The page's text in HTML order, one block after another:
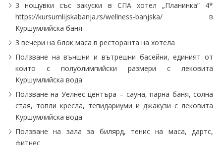
3 нощувки със закуски в СПА хотел „Планинка“ 4*
https://kursumlijskabanja.rs/wellness-banjska/ в
Куршумлийска баня
3 вечери на блок маса в ресторанта на хотела
Ползване на външни и вътрешни басейни, единият от
които с полуолимпийски размери с лековита
Куршумлийска вода
Ползване на Уелнес центъра – сауна, парна баня, солна
стая, топли кресла, тепидариуми и джакузи с лековита
Куршумлийска вода
Ползване на зала за билярд, тенис на маса, дартс,
фитнес